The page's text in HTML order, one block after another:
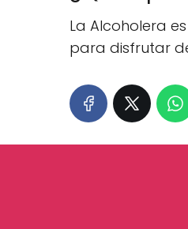
La Alcoholera
para disfrutar